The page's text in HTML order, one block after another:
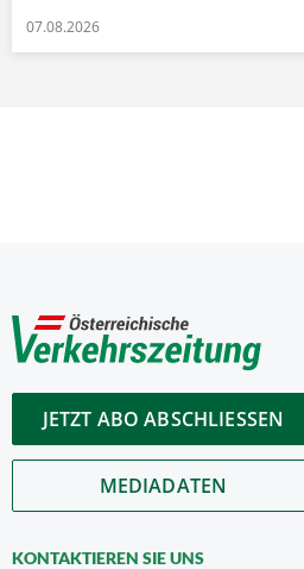
07.08.2026
JETZT ABO ABSCHLIESSEN
MEDIADATEN
KONTAKTIEREN SIE UNS